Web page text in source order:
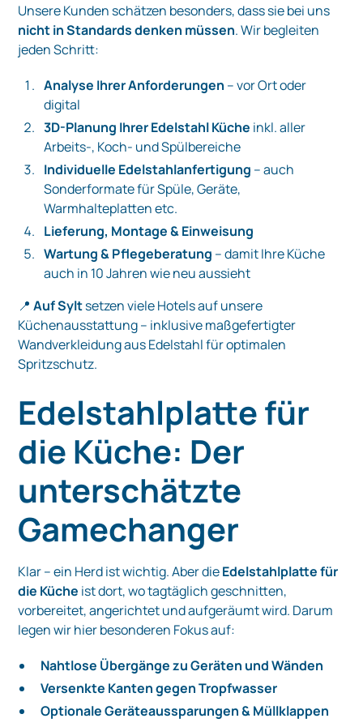
Unsere Kunden schätzen besonders, dass sie bei uns
nicht in Standards denken müssen. Wir begleiten
jeden Schritt:
Analyse Ihrer Anforderungen – vor Ort oder
digital
3D-Planung Ihrer Edelstahl Küche inkl. aller
Arbeits-, Koch- und Spülbereiche
Individuelle Edelstahlanfertigung – auch
Sonderformate für Spüle, Geräte,
Warmhalteplatten etc.
Lieferung, Montage & Einweisung
Wartung & Pflegeberatung – damit Ihre Küche
auch in 10 Jahren wie neu aussieht
📍Auf Syltsetzen viele Hotels auf unsere
Küchenausstattung – inklusive maßgefertigter
Wandverkleidung aus Edelstahl für optimalen
Spritzschutz.
Edelstahlplatte für
die Küche: Der
unterschätzte
Gamechanger
Klar – ein Herd ist wichtig. Aber dieEdelstahlplatte für
die Küche ist dort, wo tagtäglich geschnitten,
vorbereitet, angerichtet und aufgeräumt wird. Darum
legen wir hier besonderen Fokus auf:
Nahtlose Übergänge zu Geräten und Wänden
Versenkte Kanten gegen Tropfwasser
Optionale Geräteaussparungen & Müllklappen